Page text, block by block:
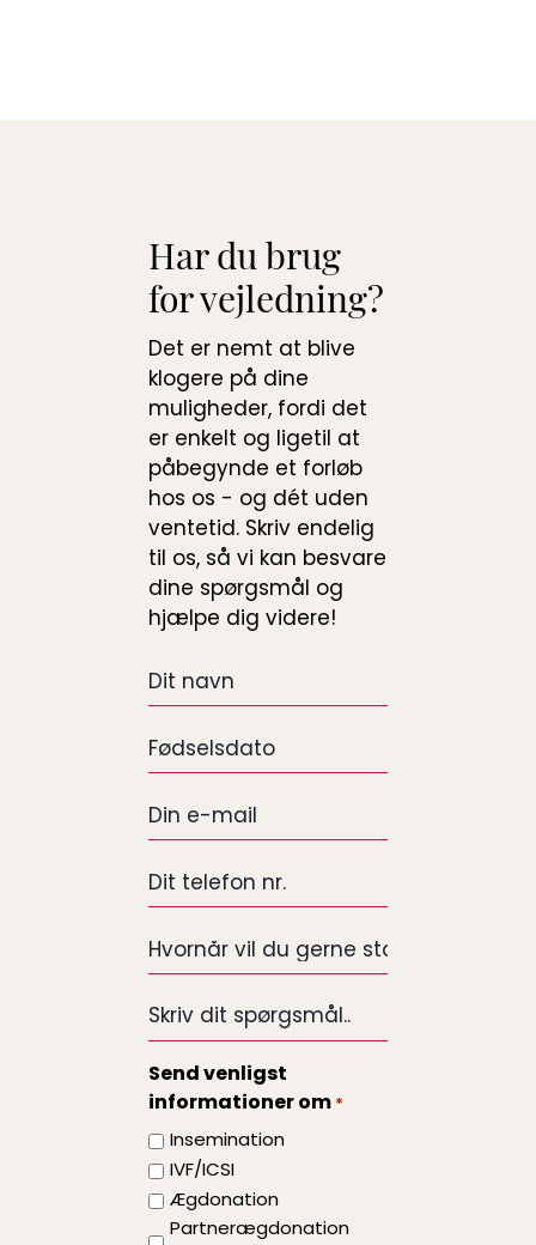
Har du brug
for vejledning?
Det er nemt at blive
klogere på dine
muligheder, fordi det
er enkelt og ligetil at
påbegynde et forløb
hos os - og dét uden
ventetid. Skriv endelig
til os, så vi kan besvare
dine spørgsmål og
hjælpe dig videre!
Dit
Fødselsdato
e-
Dit
*
Hvornår
gerne
på
din
behandling?
Skriv
spørgsmål..
Send venligst
informationer om *
Insemination
IVF/ICSI
Ægdonation
Partnerægdonation